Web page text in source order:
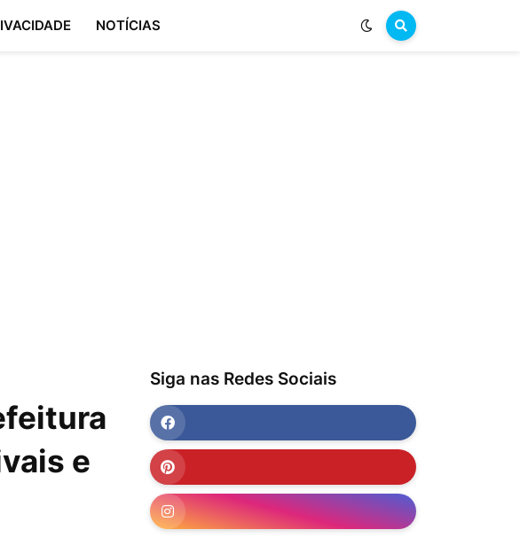
NOTÍCIAS
e
Siga nas Redes Sociais